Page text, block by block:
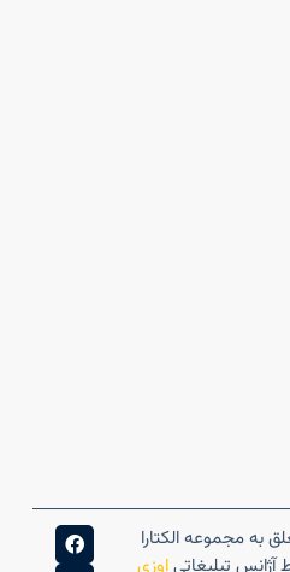
به مجموعه الکتارا